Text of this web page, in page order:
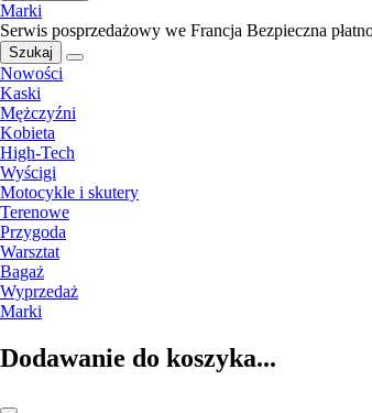
Marki
Serwis posprzedażowy we Francja Bezpieczna
Szukaj
Nowości
Kaski
Mężczyźni
Kobieta
High-Tech
Wyścigi
Motocykle i skutery
Terenowe
Przygoda
Warsztat
Bagaż
Wyprzedaż
Marki
Dodawanie do koszyka...